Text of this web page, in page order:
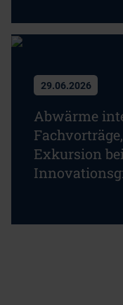
29.06.2026
Abwärme
Exkursion